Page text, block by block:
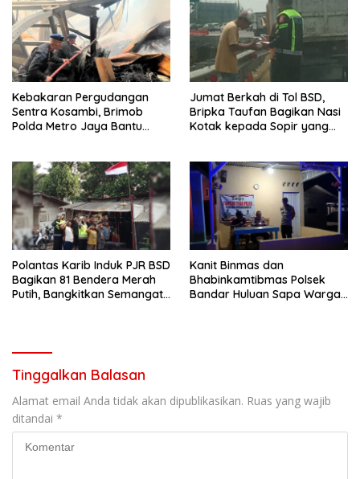
Kebakaran Pergudangan
Sentra Kosambi, Brimob
Polda Metro Jaya Bantu
Jumat Berkah di Tol BSD,
Bripka Taufan Bagikan Nasi
Kotak kepada Sopir yang
Polantas Karib Induk PJR BSD
Bagikan 81 Bendera Merah
Putih, Bangkitkan Semangat
Kanit Binmas dan
Bhabinkamtibmas Polsek
Bandar Huluan Sapa Warga
Tinggalkan Balasan
Alamat email Anda tidak akan dipublikasikan. Ruas yang wajib
ditandai *